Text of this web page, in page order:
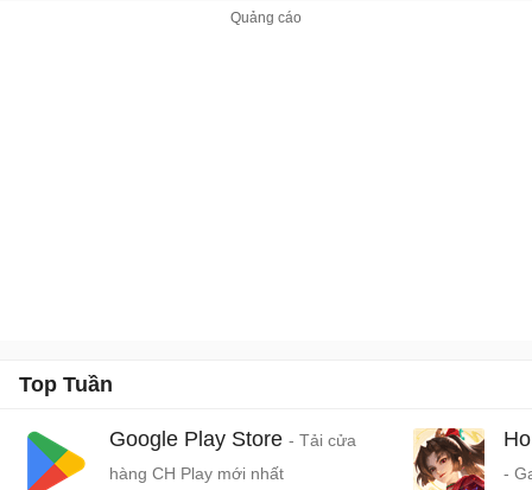
Top Tuần
Google Play Store - Tải cửa
hàng CH Play mới nhất
-